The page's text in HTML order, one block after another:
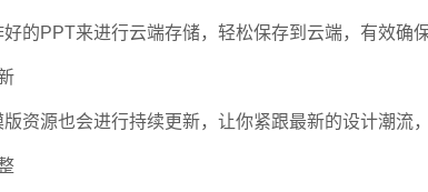
PPT来进行云端存储，轻松保存到云端，有效确保
源也会进行持续更新，让你紧跟最新的设计潮流，